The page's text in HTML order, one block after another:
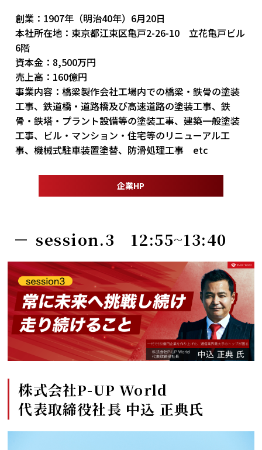
創業：1907年（明治40年）6月20日
本社所在地：東京都江東区亀戸2-26-10 立花亀戸ビル
6階
資本金：8,500万円
売上高：160億円
事業内容：橋梁製作会社工場内での橋梁・鉄骨の塗装
工事、鉄道橋・道路橋及び高速道路の塗装工事、鉄
骨・鉄塔・プラント設備等の塗装工事、建築一般塗装
工事、ビル・マンション・住宅等のリニューアル工
事、機械式駐車装置塗替、防滑処理工事 etc
企業HP
session.3 12:55~13:40
株式会社P-UP World
代表取締役社長 中込 正典氏